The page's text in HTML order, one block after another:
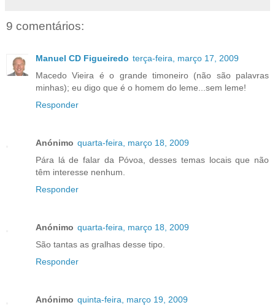
9 comentários:
Manuel CD Figueiredo terça-feira, março 17, 2009
Macedo Vieira é o grande timoneiro (não são palavras
minhas); eu digo que é o homem do leme...sem leme!
Responder
Anónimo quarta-feira, março 18, 2009
Pára lá de falar da Póvoa, desses temas locais que não
têm interesse nenhum.
Responder
Anónimo quarta-feira, março 18, 2009
São tantas as gralhas desse tipo.
Responder
Anónimo quinta-feira, março 19, 2009